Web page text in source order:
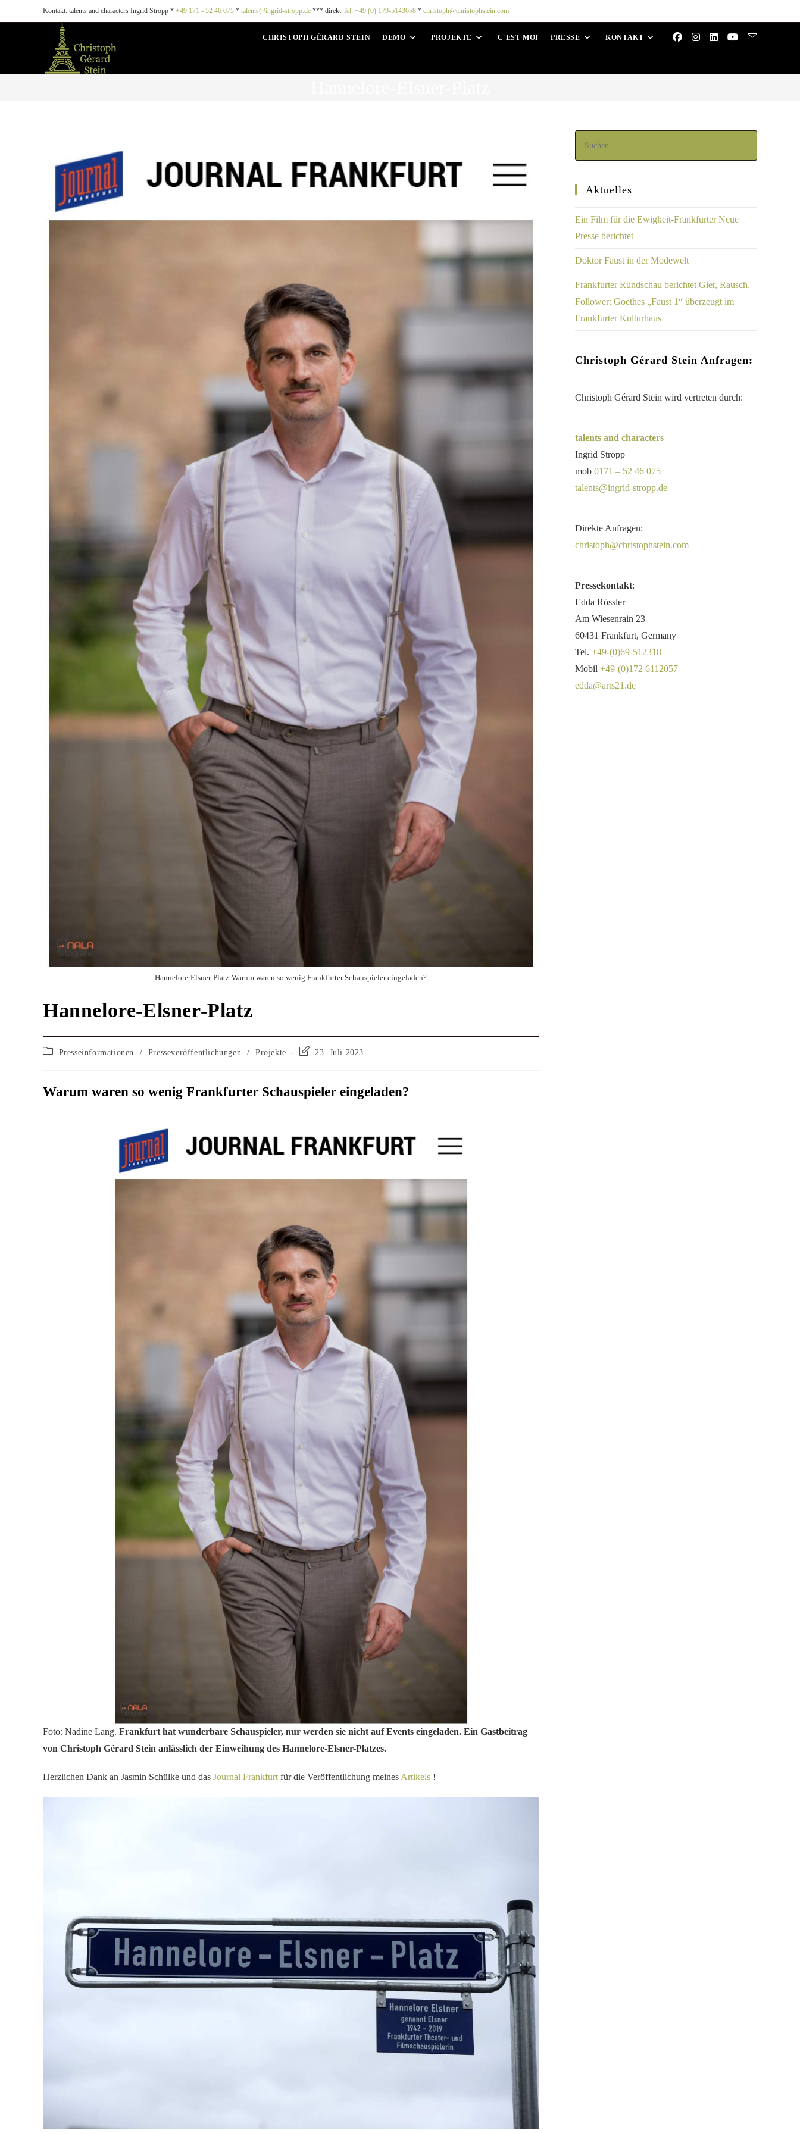
Kontakt: talents and characters Ingrid Stropp * +49 171 - 52 46 075 * talents@ingrid-stropp.de *** direkt Tel: +49 (0) 179-5143658 * christoph@christophstein.com
CHRISTOPH GÉRARD STEIN DEMO PROJEKTE C´EST MOI PRESSE KONTAKT
Hannelore-Elsner-Platz-Warum waren so wenig Frankfurter Schauspieler eingeladen?
Hannelore-Elsner-Platz
Presseinformationen / Presseveröffentlichungen / Projekte 23. Juli 2023
Warum waren so wenig Frankfurter Schauspieler eingeladen?
Foto: Nadine Lang. Frankfurt hat wunderbare Schauspieler, nur werden sie nicht auf Events eingeladen. Ein Gastbeitrag
von Christoph Gérard Stein anlässlich der Einweihung des Hannelore-Elsner-Platzes.
Herzlichen Dank an Jasmin Schülke und das Journal Frankfurt für die Veröffentlichung meines Artikels !
Aktuelles
Ein Film für die Ewigkeit-Frankfurter Neue
Presse berichtet
Doktor Faust in der Modewelt
Frankfurter Rundschau berichtet Gier, Rausch,
Follower: Goethes „Faust 1“ überzeugt im
Frankfurter Kulturhaus
Christoph Gérard Stein Anfragen:
Christoph Gérard Stein wird vertreten durch:
talents and characters
Ingrid Stropp
mob 0171 – 52 46 075
talents@ingrid-stropp.de
Direkte Anfragen:
christoph@christophstein.com
Pressekontakt:
Edda Rössler
Am Wiesenrain 23
60431 Frankfurt, Germany
Tel. +49-(0)69-512318
Mobil +49-(0)172 6112057
edda@arts21.de